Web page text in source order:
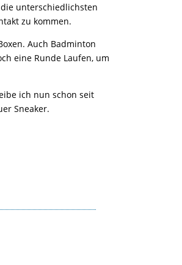
unterschiedlichsten
zu kommen.
Auch Badminton
eine Runde Laufen, um
ich nun schon seit
Sneaker.